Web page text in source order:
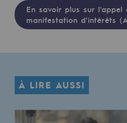
Notre stratégie
Notre stratégie
Objectif
En savoir plus sur l'appel
manifestation d'intérêts
À LIRE AUSSI